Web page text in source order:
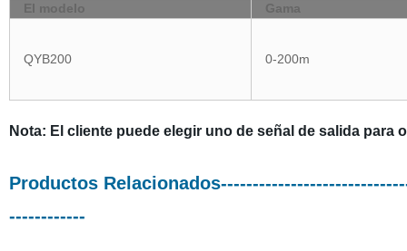
El modelo Gama
QYB200 0-200m
Nota: El cliente puede elegir uno de señal de salida para
Productos
------------